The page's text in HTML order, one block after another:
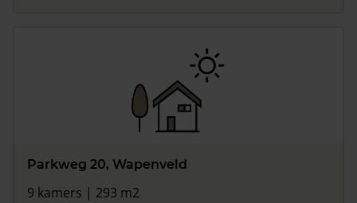
Parkweg 20, Wapenveld
9 kamers | 293 m2